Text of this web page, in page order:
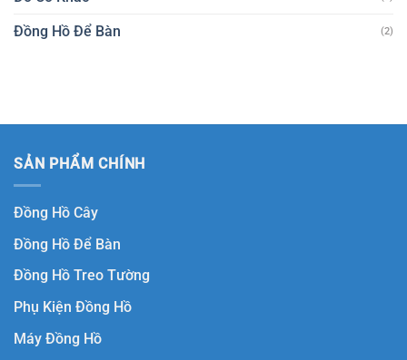
Đồng Hồ Để Bàn (2)
SẢN PHẨM CHÍNH
Đồng Hồ Cây
Đồng Hồ Để Bàn
Đồng Hồ Treo Tường
Phụ Kiện Đồng Hồ
Máy Đồng Hồ